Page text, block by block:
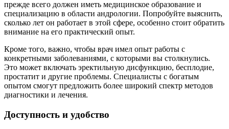
прежде всего должен иметь медицинское образование и
специализацию в области андрологии. Попробуйте выяснить,
сколько лет он работает в этой сфере, особенно стоит обратить
внимание на его практический опыт.
Кроме того, важно, чтобы врач имел опыт работы с
конкретными заболеваниями, с которыми вы столкнулись.
Это может включать эректильную дисфункцию, бесплодие,
простатит и другие проблемы. Специалисты с богатым
опытом смогут предложить более широкий спектр методов
диагностики и лечения.
Доступность и удобство